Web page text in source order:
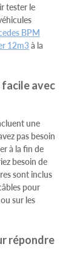
tester le
BPM
12m3à la
facile avec
une
pas besoin
à la fin de
besoin de
sont inclus
pour
sur les
répondre